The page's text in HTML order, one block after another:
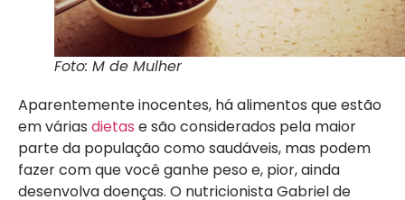
Foto: M de Mulher
Aparentemente inocentes, há alimentos que estão
em várias dietas e são considerados pela maior
parte da população como saudáveis, mas podem
fazer com que você ganhe peso e, pior, ainda
desenvolva doenças. O nutricionista Gabriel de